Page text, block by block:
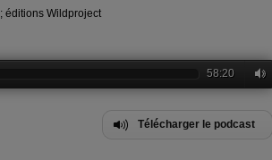
; éditions Wildproject
58:20
Télécharger le podcast